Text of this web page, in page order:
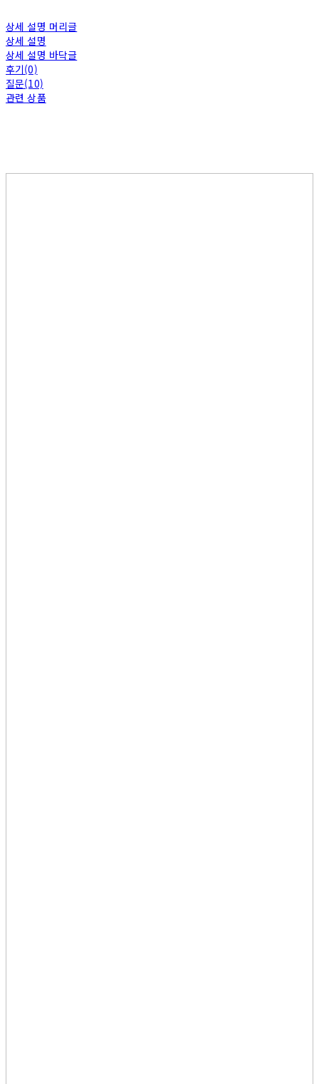
상세 설명 머리글
상세 설명
상세 설명 바닥글
후기(0)
질문(10)
관련 상품